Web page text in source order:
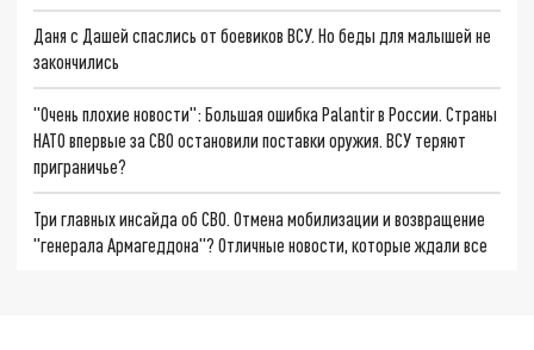
Даня с Дашей спаслись от боевиков ВСУ. Но беды для малышей не
закончились
"Очень плохие новости": Большая ошибка Palantir в России. Страны
НАТО впервые за СВО остановили поставки оружия. ВСУ теряют
приграничье?
Три главных инсайда об СВО. Отмена мобилизации и возвращение
"генерала Армагеддона"? Отличные новости, которые ждали все